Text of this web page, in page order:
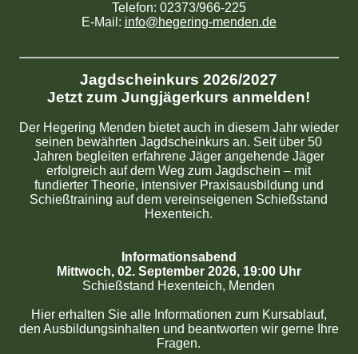
Telefon: 02373/966-225
E-Mail: info@hegering-menden.de
Jagdscheinkurs 2026/2027
Jetzt zum Jungjägerkurs anmelden!
Der Hegering Menden bietet auch in diesem Jahr wieder
seinen bewährten Jagdscheinkurs an. Seit über 50
Jahren begleiten erfahrene Jäger angehende Jäger
erfolgreich auf dem Weg zum Jagdschein – mit
fundierter Theorie, intensiver Praxisausbildung und
Schießtraining auf dem vereinseigenen Schießstand
Hexenteich.
Informationsabend
Mittwoch, 02. September 2026, 19:00 Uhr
Schießstand Hexenteich, Menden
Hier erhalten Sie alle Informationen zum Kursablauf,
den Ausbildungsinhalten und beantworten wir gerne Ihre
Fragen.